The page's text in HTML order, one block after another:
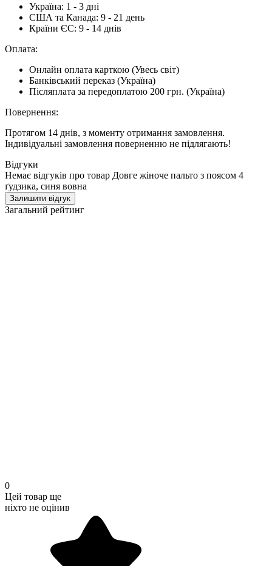
Україна: 1 - 3 дні
США та Канада: 9 - 21 день
Країни ЄС: 9 - 14 днів
Оплата:
Онлайн оплата карткою (Увесь світ)
Банківський переказ (Україна)
Післяплата за передоплатою 200 грн. (Україна)
Повернення:
Протягом 14 днів, з моменту отримання замовлення.
Індивідуальні замовлення поверненню не підлягають!
Відгуки
Немає відгуків про товар Довге жіноче пальто з поясом 4
ґудзика, синя вовна
Залишити відгук
Загальний рейтинг
0
Цей товар ще
ніхто не оцінив